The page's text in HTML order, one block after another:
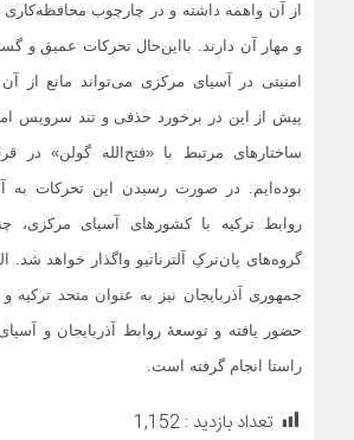
از آن واهمه داشته و در چارچوب
و مهار آن دارند. بااین‌حال تحرکات عمیق و
امنیتی در آسیای مرکزی می‌تواند مانع از
پیش‌ از این در برخورد حذفی و تند سرویس
ساختارهای مرتبط با «فتح‌الله گولن» در
بوده‌ایم. در صورت رسیدن این تحرکات به
روابط ترکیه با کشورهای آسیای مرکزی،
گروه‌های پان‌ترکِ آلترناتیو واگذار خواهد شد.
جمهوری آذربایجان نیز به عنوان متحد ترکیه
حضور یافته و توسعۀ روابط آذربایجان و
راستا انجام گرفته است.
تعداد بازدید : 1,152